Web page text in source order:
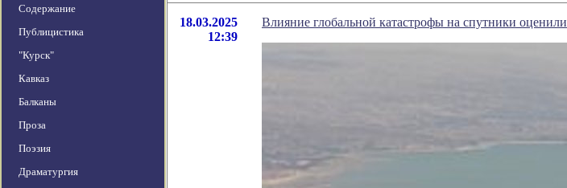
Содержание
Публицистика
"Курск"
Кавказ
Балканы
Проза
Поэзия
Драматургия
18.03.2025
12:39
Влияние глобальной катастрофы на спутники оценили